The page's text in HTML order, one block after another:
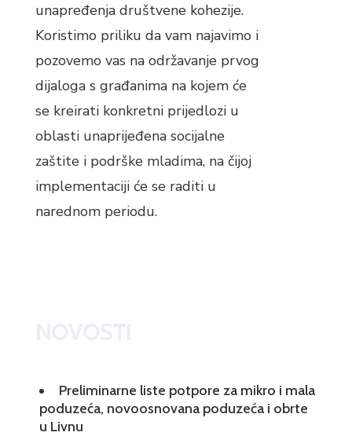
unapređenja društvene kohezije.
Koristimo priliku da vam najavimo i
pozovemo vas na održavanje prvog
dijaloga s građanima na kojem će
se kreirati konkretni prijedlozi u
oblasti unaprijeđena socijalne
zaštite i podrške mladima, na čijoj
implementaciji će se raditi u
narednom periodu.
Preliminarne liste potpore za mikro i mala
poduzeća, novoosnovana poduzeća i obrte
u Livnu